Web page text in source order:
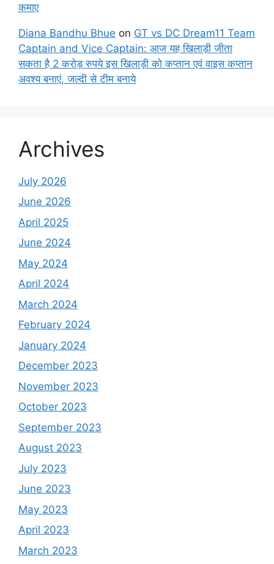
कमाए
Diana Bandhu Bhue on GT vs DC Dream11 Team
Captain and Vice Captain: आज यह खिलाड़ी जीता
सकता है 2 करोड़ रुपये इस खिलाड़ी को कप्तान एवं वाइस कप्तान
अवश्य बनाएं, जल्दी से टीम बनाये
Archives
July 2026
June 2026
April 2025
June 2024
May 2024
April 2024
March 2024
February 2024
January 2024
December 2023
November 2023
October 2023
September 2023
August 2023
July 2023
June 2023
May 2023
April 2023
March 2023